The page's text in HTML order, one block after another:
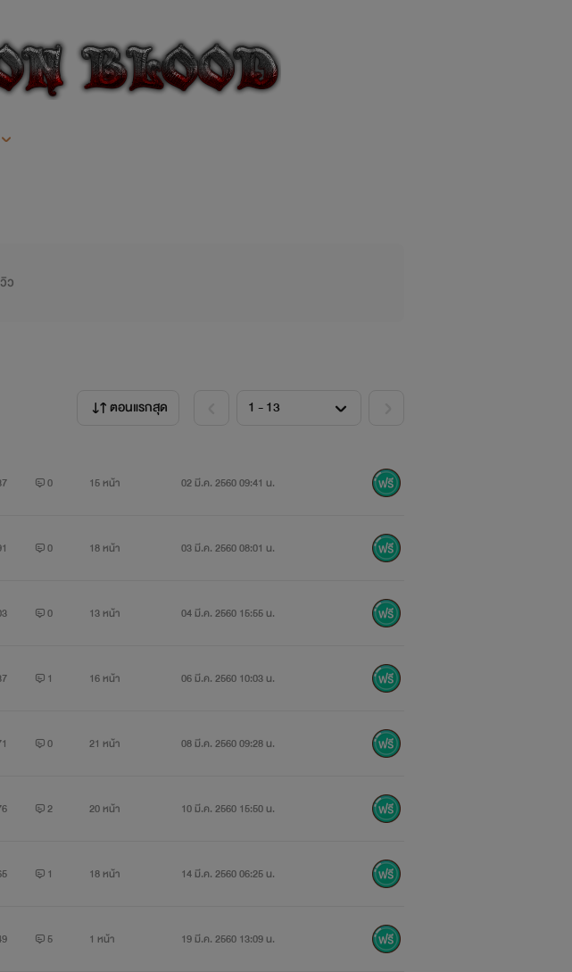
านเมืองเล็กๆแห่งหนึ่ง
ว
ตอนแรกสุด
0 15 หน้า 02 มี.ค. 2560 09:41 น.
0 18 หน้า 03 มี.ค. 2560 08:01 น.
0 13 หน้า 04 มี.ค. 2560 15:55 น.
1 16 หน้า 06 มี.ค. 2560 10:03 น.
0 21 หน้า 08 มี.ค. 2560 09:28 น.
2 20 หน้า 10 มี.ค. 2560 15:50 น.
1 18 หน้า 14 มี.ค. 2560 06:25 น.
5 1 หน้า 19 มี.ค. 2560 13:09 น.